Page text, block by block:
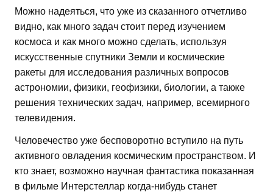
Можно надеяться, что уже из сказанного отчетливо
видно, как много задач стоит перед изучением
космоса и как много можно сделать, используя
искусственные спутники Земли и космические
ракеты для исследования различных вопросов
астрономии, физики, геофизики, биологии, а также
решения технических задач, например, всемирного
телевидения.
Человечество уже бесповоротно вступило на путь
активного овладения космическим пространством. И
кто знает, возможно научная фантастика показанная
в фильме Интерстеллар когда-нибудь станет